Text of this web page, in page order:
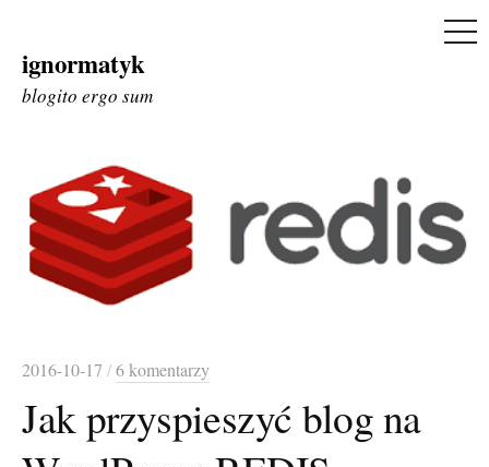
Skip
to
ignormatyk
blogito ergo sum
2016-10-17 /6 komentarzy
Jak przyspieszyć blog na